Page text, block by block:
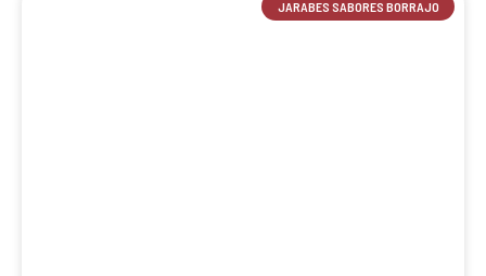
JARABES SABORES BORRAJO